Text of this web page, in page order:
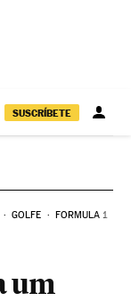
SUSCRÍBETE
GOLFE FORMULA 1
um